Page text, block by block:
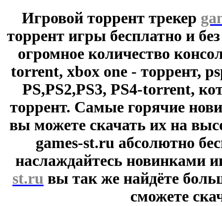
Игровой торрент трекер
торрент игры бесплатно и
огромное количество
torrent, xbox one - торрент,
PS,PS2,PS3, PS4-torrent,
торрент. Самые горячие
вы можете скачать их на
games-st.ru абсолютно
наслаждайтесь новинками
st.ru вы так же найдёте
сможете